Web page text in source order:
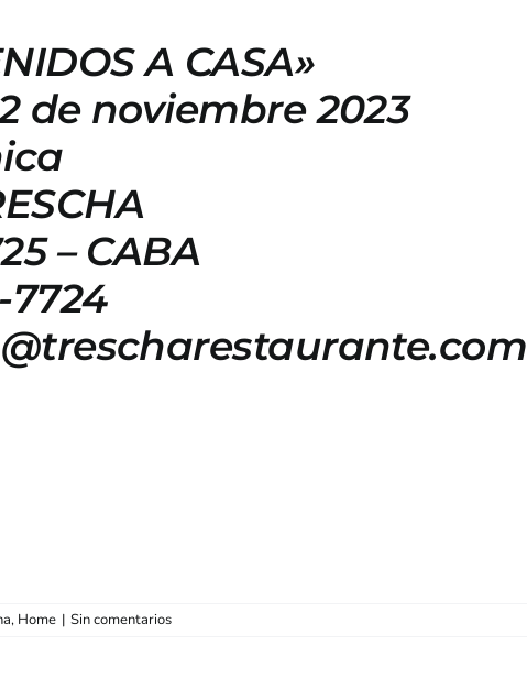
A CASA»
de noviembre 2023
– CABA
7724
, Home | Sin comentarios